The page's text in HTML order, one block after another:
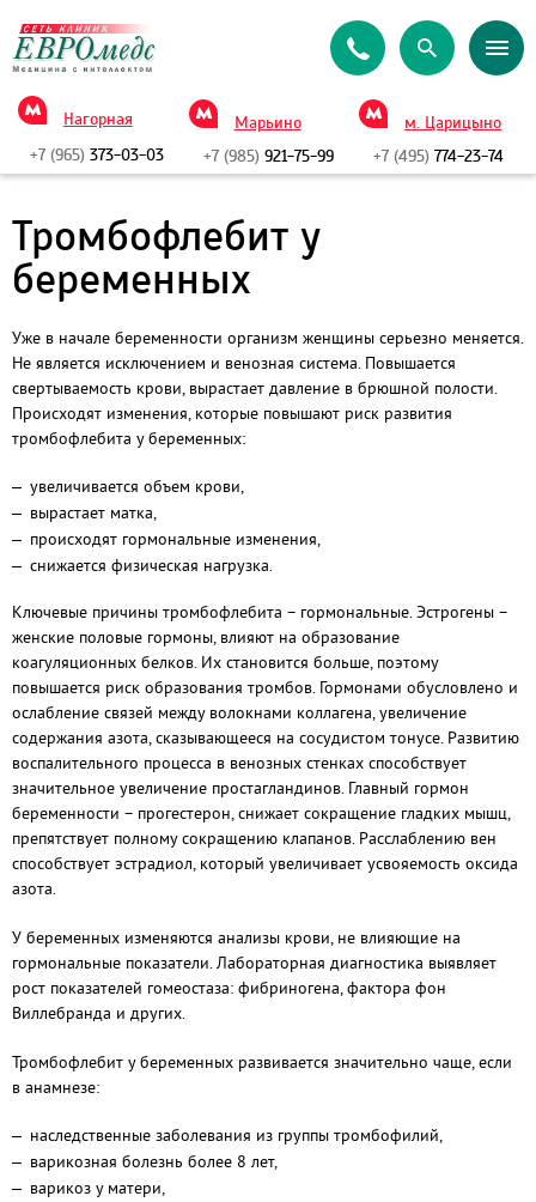
Нагорная
+7 (965) 373-03-03
Марьино
+7 (985)921-75-99
м. Царицыно
+7 (495) 774-23-74
Тромбофлебит у
беременных
Уже в начале беременности организм женщины серьезно меняется.
Не является исключением и венозная система. Повышается
свертываемость крови, вырастает давление в брюшной полости.
Происходят изменения, которые повышают риск развития
тромбофлебита у беременных:
увеличивается объем крови,
вырастает матка,
происходят гормональные изменения,
снижается физическая нагрузка.
Ключевые причины тромбофлебита – гормональные. Эстрогены –
женские половые гормоны, влияют на образование
коагуляционных белков. Их становится больше, поэтому
повышается риск образования тромбов. Гормонами обусловлено и
ослабление связей между волокнами коллагена, увеличение
содержания азота, сказывающееся на сосудистом тонусе. Развитию
воспалительного процесса в венозных стенках способствует
значительное увеличение простагландинов. Главный гормон
беременности – прогестерон, снижает сокращение гладких мышц,
препятствует полному сокращению клапанов. Расслаблению вен
способствует эстрадиол, который увеличивает усвояемость оксида
азота.
У беременных изменяются анализы крови, не влияющие на
гормональные показатели. Лабораторная диагностика выявляет
рост показателей гомеостаза: фибриногена, фактора фон
Виллебранда и других.
Тромбофлебит у беременных развивается значительно чаще, если
в анамнезе:
наследственные заболевания из группы тромбофилий,
варикозная болезнь более 8 лет,
варикоз у матери,